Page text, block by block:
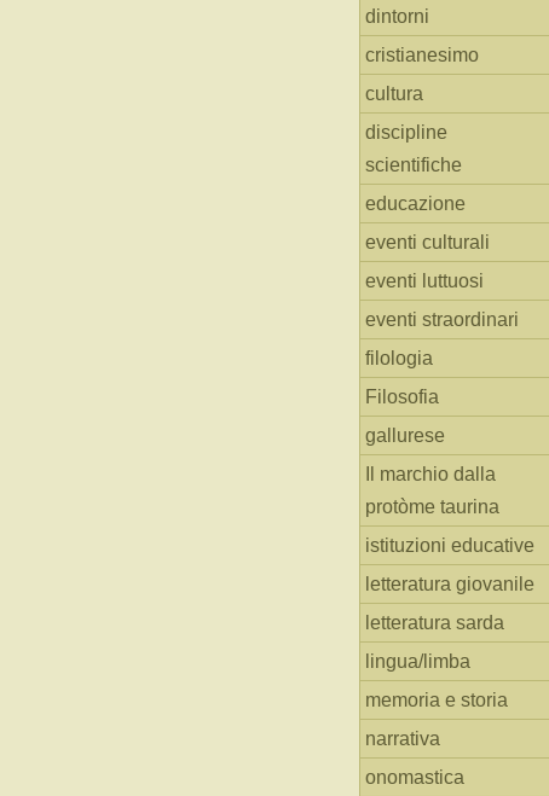
dintorni
cristianesimo
cultura
discipline
scientifiche
educazione
eventi culturali
eventi luttuosi
eventi straordinari
filologia
Filosofia
gallurese
Il marchio dalla
protòme taurina
istituzioni educative
letteratura giovanile
letteratura sarda
lingua/limba
memoria e storia
narrativa
onomastica